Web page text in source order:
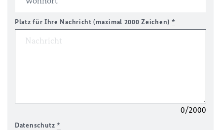
Platz für Ihre Nachricht (maximal 2000 Zeichen) *
0/2000
Datenschutz*